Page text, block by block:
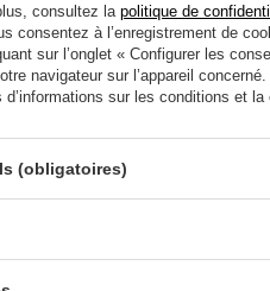
consultez lapolitique de
consentez à l’enregistrement de
sur l’onglet « Configurer les
navigateur sur l’appareil concerné.
sur les conditions et
(obligatoires)